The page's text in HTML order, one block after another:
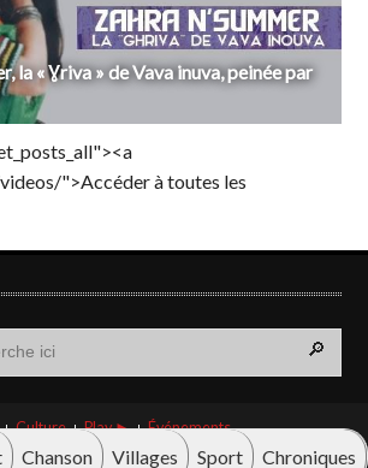
la « Ɣriva » de Vava inuva, peinée par
">Accéder à toutes les
Chanson Villages Sport Chroniques
r
Culture Play ► Événements
Vava innova 2026. Tous droits réservés.